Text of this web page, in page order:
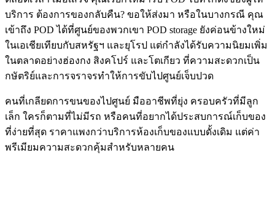
บริการ ต้องการของกลับคืน? ขอให้ส่งมา หรือในบางกรณี คุณ
เข้าถึง POD ได้ที่ศูนย์ของพวกเขา POD storage ยังค่อนข้างใหม่
ในเอเชียเทียบกับสหรัฐฯ และยุโรป แต่กำลังได้รับความนิยมเพิ่ม
ในตลาดอย่างฮ่องกง สิงคโปร์ และโตเกียว ที่ความสะดวกเป็น
กษัตริย์และการจราจรทำให้การขับไปศูนย์เจ็บปวด
คนที่เกลียดการขนของไปศูนย์ มืออาชีพที่ยุ่ง ครอบครัวที่มีลูก
เล็ก ใครก็ตามที่ไม่มีรถ หรือคนที่อยากได้ประสบการณ์เก็บของ
ที่ง่ายที่สุด ราคาแพงกว่าบริการห้องเก็บของแบบดั้งเดิม แต่ค่า
พรีเมียมความสะดวกคุ้มสำหรับหลายคน